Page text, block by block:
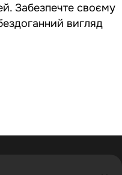
Забезпечте своєму
вигляд